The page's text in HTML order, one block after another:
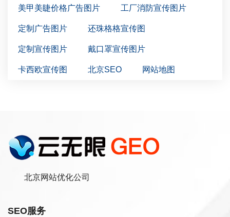
美甲美睫价格广告图片 工厂消防宣传图片
定制广告图片 还珠格格宣传图
定制宣传图片 戴口罩宣传图片
卡西欧宣传图 北京SEO 网站地图
北京网站优化公司
SEO服务